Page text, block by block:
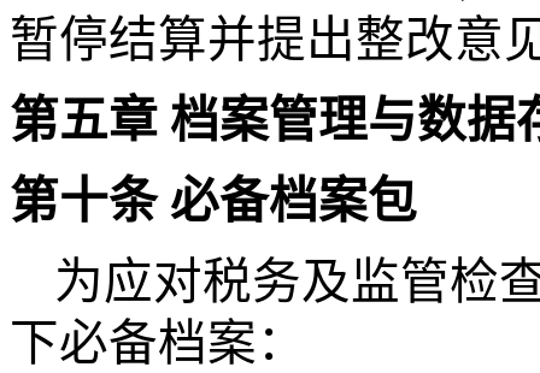
暂停结算并提出整改意
第五章 档案管理与数据
第十条 必备档案包
为应对税务及监管检
下必备档案：